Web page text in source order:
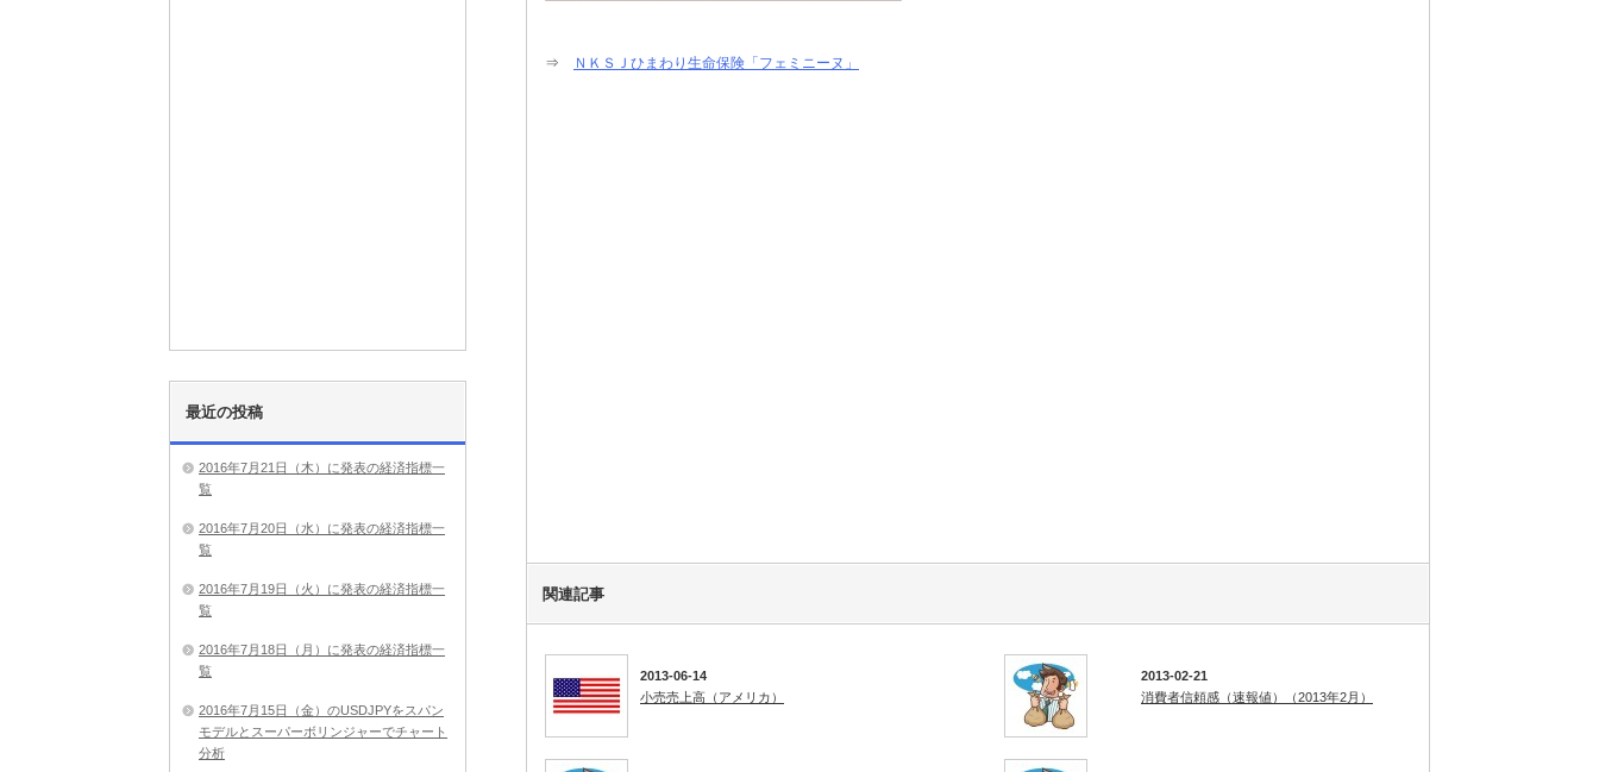
⇒ ＮＫＳＪひまわり生命保険「フェミニーヌ」
関連記事
2013-06-14
小売売上高（アメリカ）
2013-02-21
消費者信頼感（速報値）（2013年2月）
最近の投稿
2016年7月21日（木）に発表の経済指標一
覧
2016年7月20日（水）に発表の経済指標一
覧
2016年7月19日（火）に発表の経済指標一
覧
2016年7月18日（月）に発表の経済指標一
覧
2016年7月15日（金）のUSDJPYをスパン
モデルとスーパーボリンジャーでチャート
分析